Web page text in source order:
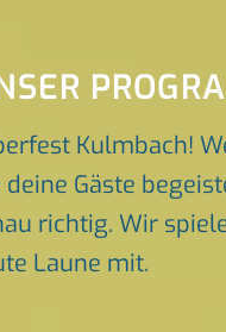
Kulmbach!
Gäste
richtig. Wir
Laune mit.